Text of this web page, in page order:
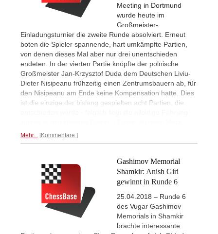
Meeting in Dortmund
wurde heute im
Großmeister-
Einladungsturnier die zweite Runde absolviert. Erneut
boten die Spieler spannende, hart umkämpfte Partien,
von denen dieses Mal aber nur drei unentschieden
endeten. In der vierten Partie knöpfte der polnische
Großmeister Jan-Krzysztof Duda dem Deutschen Liviu-
Dieter Nisipeanu frühzeitig einen Zentrumsbauern ab, für
den Nisipeanu am Ende keine Kompensation hatte. Dies
ist die einzige der bislang gespielten acht Partien, die
Mehr... Kommentare
Gashimov Memorial
Shamkir: Anish Giri
gewinnt in Runde 6
25.04.2018 – Runde 6
des Vugar Gashimov
Memorials in Shamkir
brachte interessante